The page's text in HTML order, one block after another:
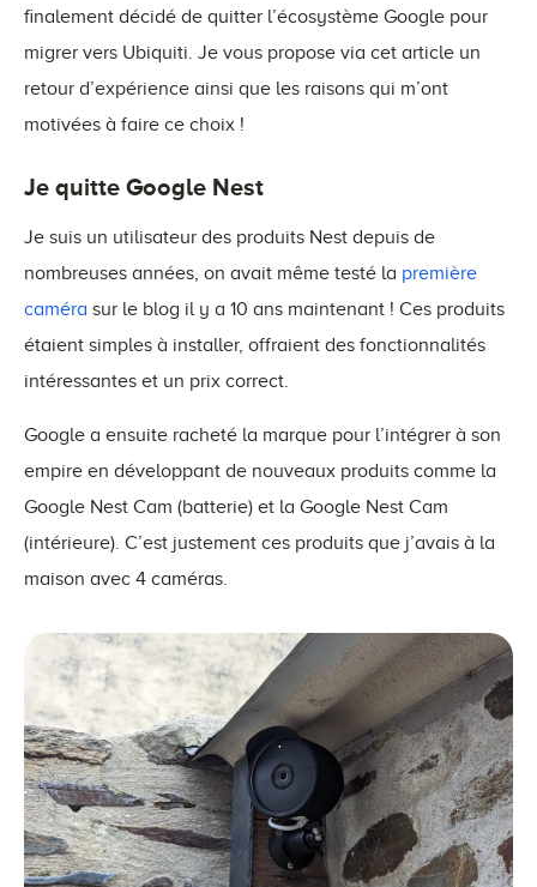
finalement décidé de quitter l’écosystème Google pour
migrer vers Ubiquiti. Je vous propose via cet article un
retour d’expérience ainsi que les raisons qui m’ont
motivées à faire ce choix !
Je quitte Google Nest
Je suis un utilisateur des produits Nest depuis de
nombreuses années, on avait même testé la première
caméra sur le blog il y a 10 ans maintenant ! Ces produits
étaient simples à installer, offraient des fonctionnalités
intéressantes et un prix correct.
Google a ensuite racheté la marque pour l’intégrer à son
empire en développant de nouveaux produits comme la
Google Nest Cam (batterie) et la Google Nest Cam
(intérieure). C’est justement ces produits que j’avais à la
maison avec 4 caméras.